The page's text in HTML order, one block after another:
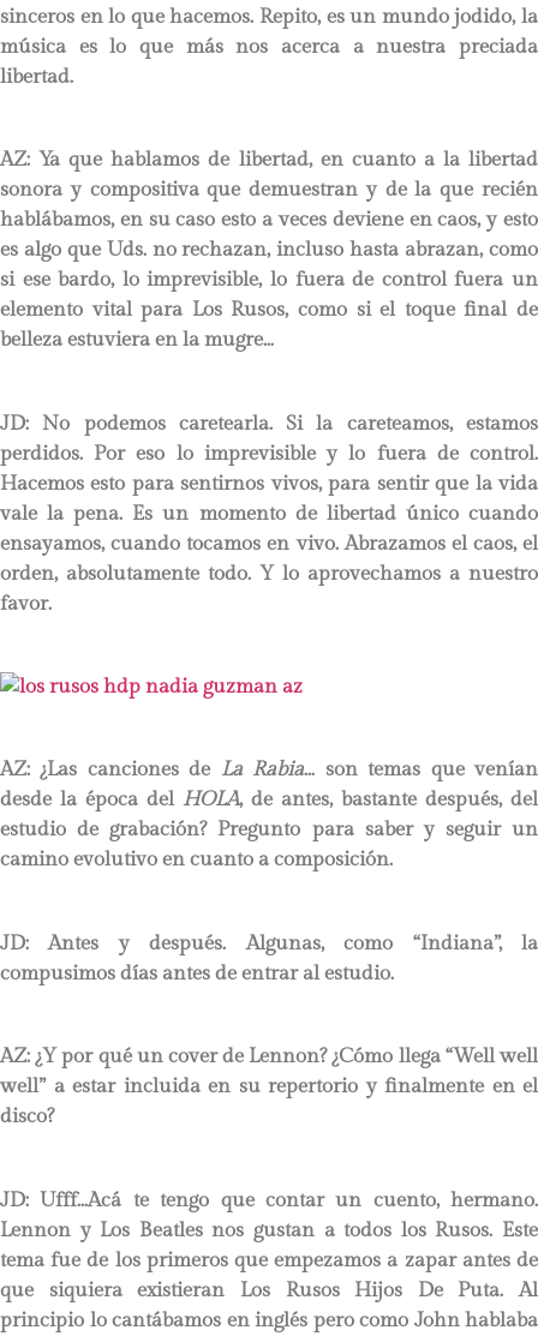
sinceros en lo que hacemos. Repito, es un mundo jodido, la
música es lo que más nos acerca a nuestra preciada
libertad.
AZ: Ya que hablamos de libertad, en cuanto a la libertad
sonora y compositiva que demuestran y de la que recién
hablábamos, en su caso esto a veces deviene en caos, y esto
es algo que Uds. no rechazan, incluso hasta abrazan, como
si ese bardo, lo imprevisible, lo fuera de control fuera un
elemento vital para Los Rusos, como si el toque final de
belleza estuviera en la mugre…
JD:No podemos caretearla. Si la careteamos, estamos
perdidos. Por eso lo imprevisible y lo fuera de control.
Hacemos esto para sentirnos vivos, para sentir que la vida
vale la pena. Es un momento de libertad único cuando
ensayamos, cuando tocamos en vivo. Abrazamos el caos, el
orden, absolutamente todo. Y lo aprovechamos a nuestro
favor.
AZ: ¿Las canciones de La Rabia… son temas que venían
desde la época del HOLA, de antes, bastante después, del
estudio de grabación? Pregunto para saber y seguir un
camino evolutivo en cuanto a composición.
JD:Antes y después. Algunas, como “Indiana”, la
compusimos días antes de entrar al estudio.
AZ: ¿Y por qué un cover de Lennon? ¿Cómo llega “Well well
well” a estar incluida en su repertorio y finalmente en el
disco?
JD:Ufff…Acá te tengo que contar un cuento, hermano.
Lennon y Los Beatles nos gustan a todos los Rusos. Este
tema fue de los primeros que empezamos a zapar antes de
que siquiera existieran Los Rusos Hijos De Puta. Al
principio lo cantábamos en inglés pero como John hablaba